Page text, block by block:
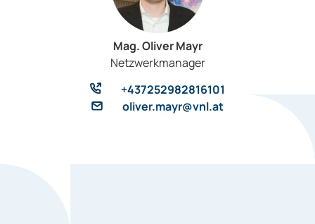
Mag. Oliver Mayr
Netzwerkmanager
+437252982816101
oliver.mayr@vnl.at